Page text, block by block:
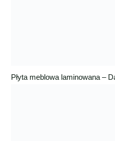
Płyta meblowa laminowana –